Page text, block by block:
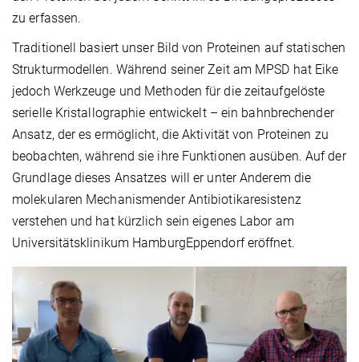
zu erfassen.
Traditionell basiert unser Bild von Proteinen auf statischen
Strukturmodellen. Während seiner Zeit am MPSD hat Eike
jedoch Werkzeuge und Methoden für die zeitaufgelöste
serielle Kristallographie entwickelt – ein bahnbrechender
Ansatz, der es ermöglicht, die Aktivität von Proteinen zu
beobachten, während sie ihre Funktionen ausüben. Auf der
Grundlage dieses Ansatzes will er unter Anderem die
molekularen Mechanismender Antibiotikaresistenz
verstehen und hat kürzlich sein eigenes Labor am
Universitätsklinikum HamburgEppendorf eröffnet.